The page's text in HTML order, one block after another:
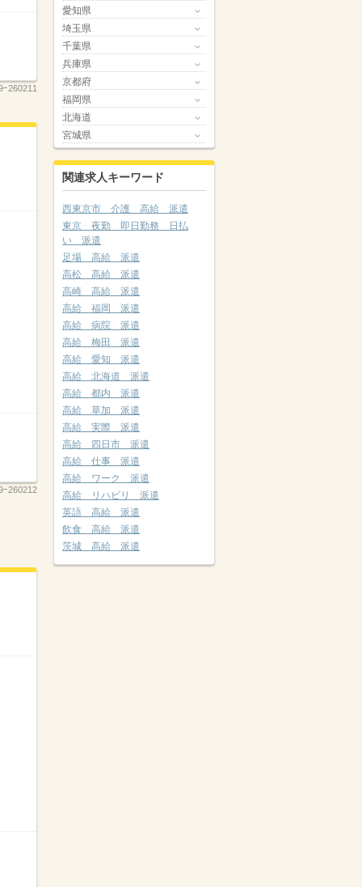
260211
ｰ260212
愛知県
埼玉県
千葉県
兵庫県
京都府
福岡県
北海道
宮城県
関連求人キーワード
西東京市 介護 高給 派遣
東京 夜勤 即日勤務 日払
い 派遣
足場 高給 派遣
高松 高給 派遣
高崎 高給 派遣
高給 福岡 派遣
高給 病院 派遣
高給 梅田 派遣
高給 愛知 派遣
高給 北海道 派遣
高給 都内 派遣
高給 草加 派遣
高給 実際 派遣
高給 四日市 派遣
高給 仕事 派遣
高給 ワーク 派遣
高給 リハビリ 派遣
英語 高給 派遣
飲食 高給 派遣
茨城 高給 派遣